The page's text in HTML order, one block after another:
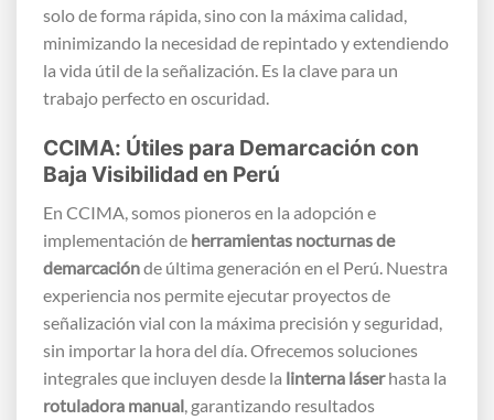
solo de forma rápida, sino con la máxima calidad,
minimizando la necesidad de repintado y extendiendo
la vida útil de la señalización. Es la clave para un
trabajo perfecto en oscuridad.
CCIMA: Útiles para Demarcación con
Baja Visibilidad en Perú
En CCIMA, somos pioneros en la adopción e
implementación de herramientas nocturnas de
demarcaciónde última generación en el Perú. Nuestra
experiencia nos permite ejecutar proyectos de
señalización vial con la máxima precisión y seguridad,
sin importar la hora del día. Ofrecemos soluciones
integrales que incluyen desde la linterna láserhasta la
rotuladora manual, garantizando resultados